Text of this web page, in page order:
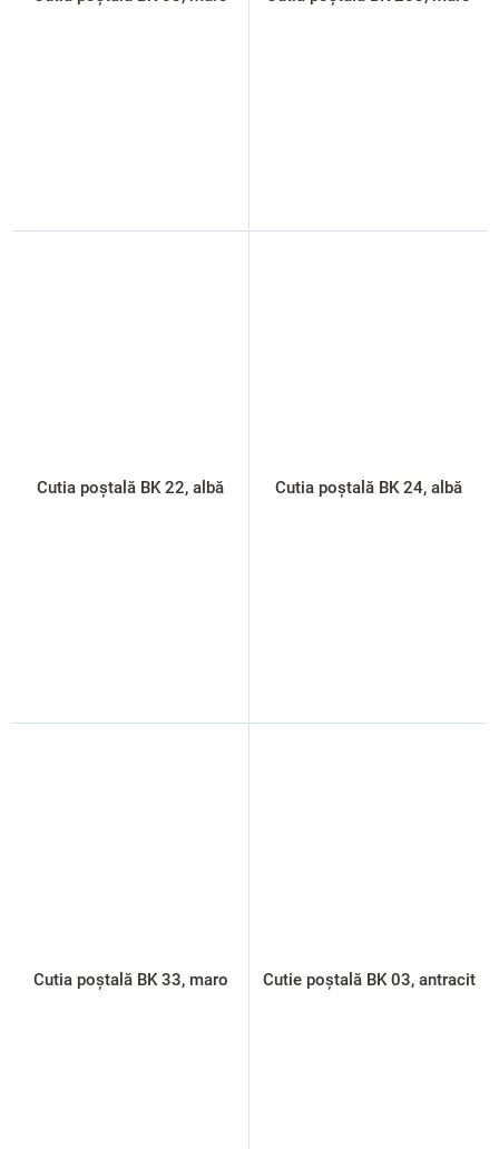
Cutia poștală BK 22, albă Cutia poștală BK 24, albă
Cutia poștală BK 33, maro Cutie poștală BK 03, antracit